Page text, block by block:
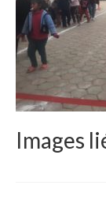
Parrainages
Missions
Actualités
Nous
Images